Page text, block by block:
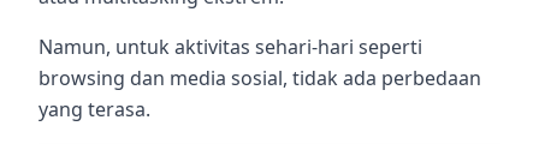
Namun, untuk aktivitas sehari-hari seperti
browsing dan media sosial, tidak ada perbedaan
yang terasa.